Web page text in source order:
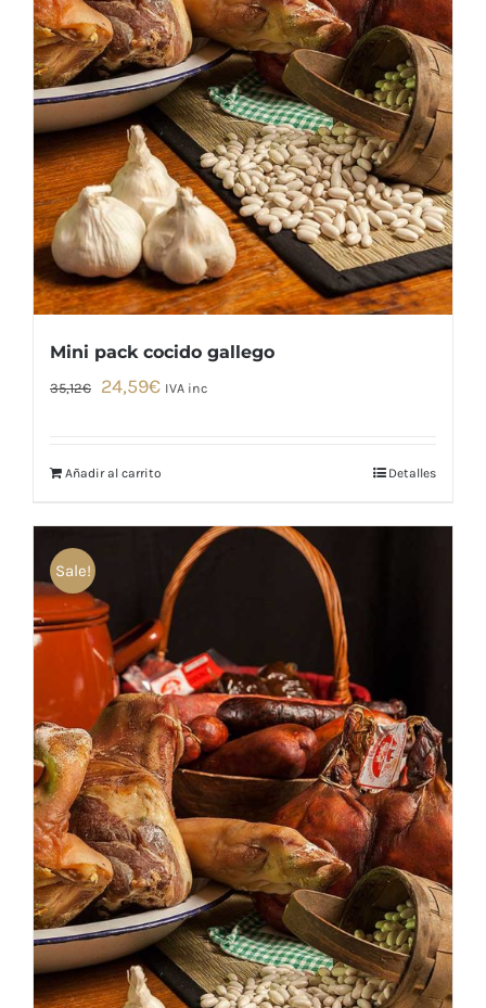
Mini pack cocido gallego
35,12€
El
era:
24,59€El
es:
IVA inc
Añadir al carrito Detalles
Sale!